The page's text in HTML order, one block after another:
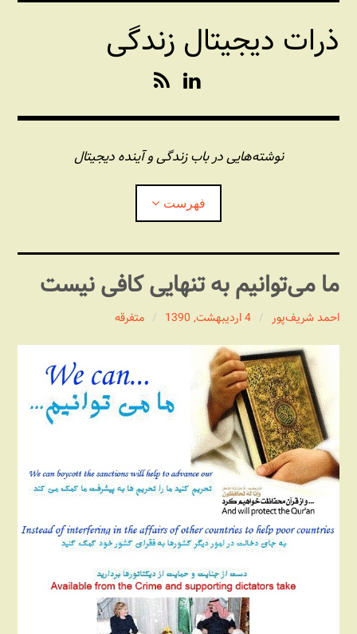
رفتن
محتواذرات دیجیتال زندگی
n
k
e
d
I
n
S
نوشته‌هایی در باب زندگی و آینده دیجیتال
فهرست
درباره این وبلاگ
مجله شبکه
پندهای یونیکسی استاد «فو» بازکردن
ما می‏‌توانیم به تنهایی کافی نیست
احمد شریف‌پور 4 اردیبهشت, 1390 متفرقه